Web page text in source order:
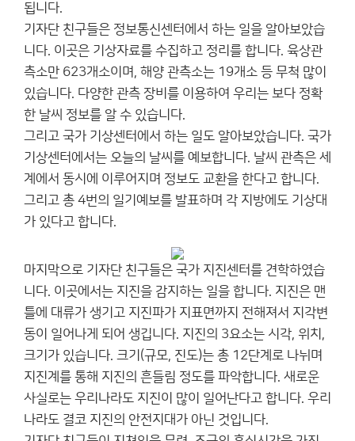
됩니다.
기자단 친구들은 정보통신센터에서 하는 일을 알아보았습
니다. 이곳은 기상자료를 수집하고 정리를 합니다. 육상관
측소만 623개소이며, 해양 관측소는 19개소 등 무척 많이
있습니다. 다양한 관측 장비를 이용하여 우리는 보다 정확
한 날씨 정보를 알 수 있습니다.
그리고 국가 기상센터에서 하는 일도 알아보았습니다. 국가
기상센터에서는 오늘의 날씨를 예보합니다. 날씨 관측은 세
계에서 동시에 이루어지며 정보도 교환을 한다고 합니다.
그리고 총 4번의 일기예보를 발표하며 각 지방에도 기상대
가 있다고 합니다.
마지막으로 기자단 친구들은 국가 지진센터를 견학하였습
니다. 이곳에서는 지진을 감지하는 일을 합니다. 지진은 맨
틀에 대류가 생기고 지진파가 지표면까지 전해져서 지각변
동이 일어나게 되어 생깁니다. 지진의 3요소는 시각, 위치,
크기가 있습니다. 크기(규모, 진도)는 총 12단계로 나뉘며
지진계를 통해 지진의 흔들림 정도를 파악합니다. 새로운
사실로는 우리나라도 지진이 많이 일어난다고 합니다. 우리
나라도 결코 지진의 안전지대가 아닌 것입니다.